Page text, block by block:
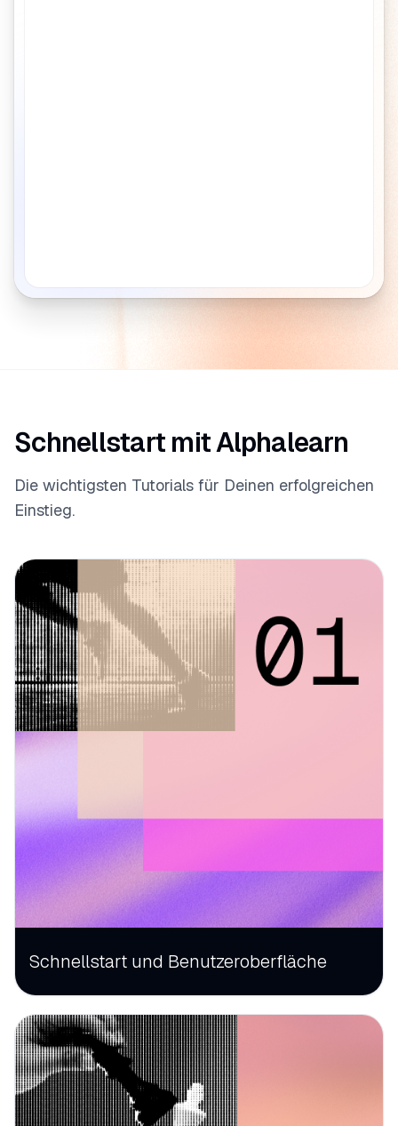
Schnellstart mit Alphalearn
Die wichtigsten Tutorials für Deinen erfolgreichen
Einstieg.
Schnellstart und Benutzeroberfläche